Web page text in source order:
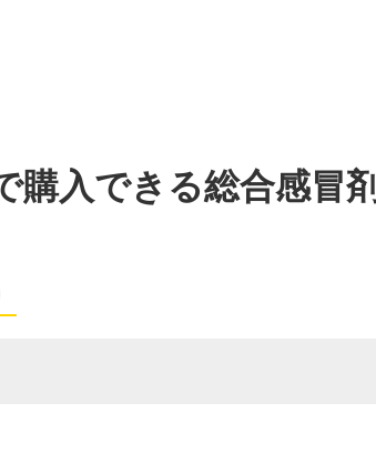
購入できる総合感冒剤